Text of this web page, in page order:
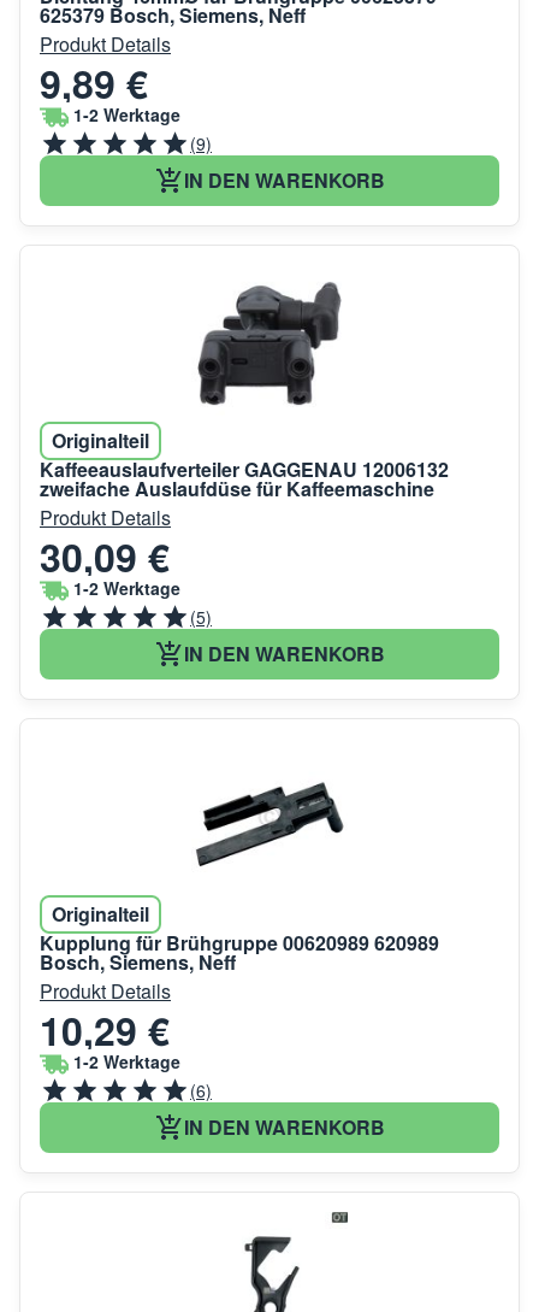
625379 Bosch, Siemens, Neff
Produkt Details
9,89 €
1-2 Werktage
(9)
IN DEN WARENKORB
Originalteil
Kaffeeauslaufverteiler GAGGENAU 12006132
zweifache Auslaufdüse für Kaffeemaschine
Produkt Details
30,09 €
1-2 Werktage
(5)
IN DEN WARENKORB
Originalteil
Kupplung für Brühgruppe 00620989 620989
Bosch, Siemens, Neff
Produkt Details
10,29 €
1-2 Werktage
(6)
IN DEN WARENKORB